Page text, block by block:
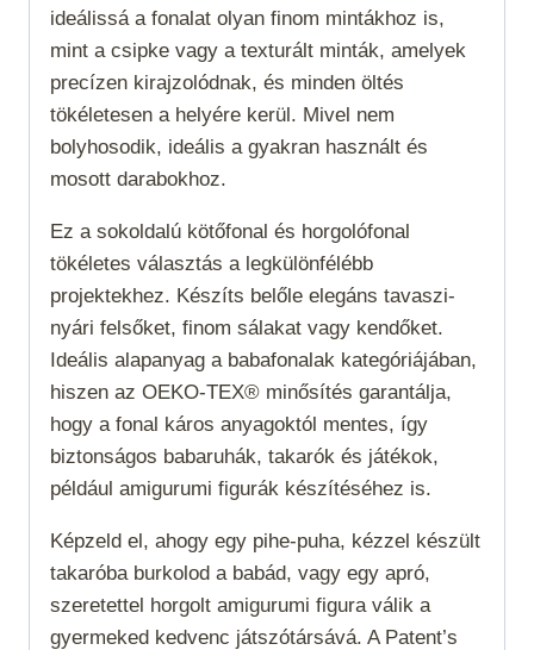
ideálissá a fonalat olyan finom mintákhoz is,
mint a csipke vagy a texturált minták, amelyek
precízen kirajzolódnak, és minden öltés
tökéletesen a helyére kerül. Mivel nem
bolyhosodik, ideális a gyakran használt és
mosott darabokhoz.
Ez a sokoldalú kötőfonal és horgolófonal
tökéletes választás a legkülönfélébb
projektekhez. Készíts belőle elegáns tavaszi-
nyári felsőket, finom sálakat vagy kendőket.
Ideális alapanyag a babafonalak kategóriájában,
hiszen az OEKO-TEX® minősítés garantálja,
hogy a fonal káros anyagoktól mentes, így
biztonságos babaruhák, takarók és játékok,
például amigurumi figurák készítéséhez is.
Képzeld el, ahogy egy pihe-puha, kézzel készült
takaróba burkolod a babád, vagy egy apró,
szeretettel horgolt amigurumi figura válik a
gyermeked kedvenc játszótársává. A Patent’s